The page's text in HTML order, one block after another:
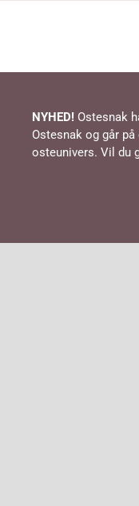
NYHED! Ostesnak
Ostesnak og går
osteunivers. Vil du